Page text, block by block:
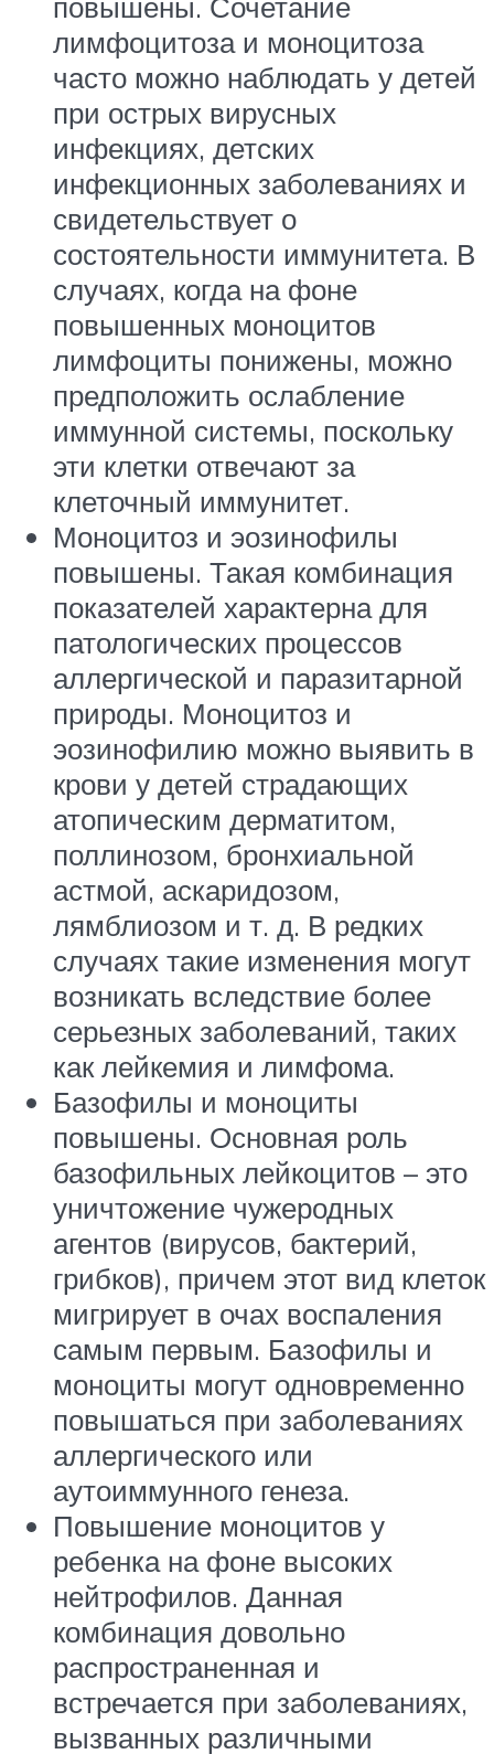
лимфоцитоза и моноцитоза
часто можно наблюдать у детей
при острых вирусных
инфекциях, детских
инфекционных заболеваниях и
свидетельствует о
состоятельности иммунитета. В
случаях, когда на фоне
повышенных моноцитов
лимфоциты понижены, можно
предположить ослабление
иммунной системы, поскольку
эти клетки отвечают за
клеточный иммунитет.
Моноцитоз и эозинофилы
повышены. Такая комбинация
показателей характерна для
патологических процессов
аллергической и паразитарной
природы. Моноцитоз и
эозинофилию можно выявить в
крови у детей страдающих
атопическим дерматитом,
поллинозом, бронхиальной
астмой, аскаридозом,
лямблиозом и т. д. В редких
случаях такие изменения могут
возникать вследствие более
серьезных заболеваний, таких
как лейкемия и лимфома.
Базофилы и моноциты
повышены. Основная роль
базофильных лейкоцитов – это
уничтожение чужеродных
агентов (вирусов, бактерий,
грибков), причем этот вид клеток
мигрирует в очах воспаления
самым первым. Базофилы и
моноциты могут одновременно
повышаться при заболеваниях
аллергического или
аутоиммунного генеза.
Повышение моноцитов у
ребенка на фоне высоких
нейтрофилов. Данная
комбинация довольно
распространенная и
встречается при заболеваниях,
вызванных различными